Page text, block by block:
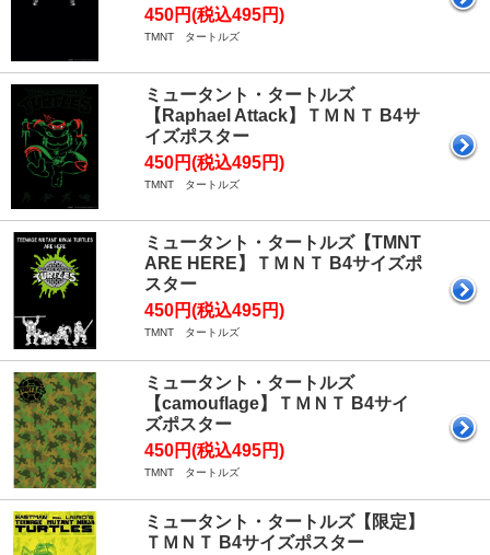
450円(税込495円)
TMNT タートルズ
ミュータント・タートルズ
【Raphael Attack】ＴＭＮＴ B4サ
イズポスター
450円(税込495円)
TMNT タートルズ
ミュータント・タートルズ【TMNT
ARE HERE】ＴＭＮＴ B4サイズポ
スター
450円(税込495円)
TMNT タートルズ
ミュータント・タートルズ
【camouflage】ＴＭＮＴ B4サイ
ズポスター
450円(税込495円)
TMNT タートルズ
ミュータント・タートルズ【限定】
ＴＭＮＴ B4サイズポスター